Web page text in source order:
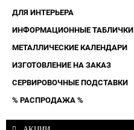
ДЛЯ ИНТЕРЬЕРА
ИНФОРМАЦИОННЫЕ ТАБЛИЧКИ
МЕТАЛЛИЧЕСКИЕ КАЛЕНДАРИ
ИЗГОТОВЛЕНИЕ НА ЗАКАЗ
СЕРВИРОВОЧНЫЕ ПОДСТАВКИ
% РАСПРОДАЖА %